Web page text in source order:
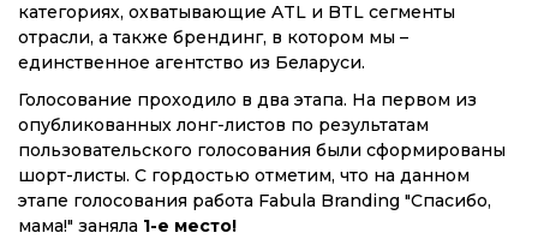
категориях, охватывающие ATL и BTL сегменты
отрасли, а также брендинг, в котором мы –
единственное агентство из Беларуси.
Голосование проходило в два этапа. На первом из
опубликованных лонг-листов по результатам
пользовательского голосования были сформированы
шорт-листы. С гордостью отметим, что на данном
этапе голосования работа Fabula Branding "Спасибо,
мама!" заняла 1-е место!